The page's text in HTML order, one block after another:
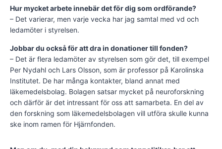
Hur mycket arbete innebär det för dig som ordförande?
– Det varierar, men varje vecka har jag samtal med vd och
ledamöter i styrelsen.
Jobbar du också för att dra in donationer till fonden?
– Det är flera ledamöter av styrelsen som gör det, till exempel
Per Nydahl och Lars Olsson, som är professor på Karolinska
Institutet. De har många kontakter, bland annat med
läkemedelsbolag. Bolagen satsar mycket på neuroforskning
och därför är det intressant för oss att samarbeta. En del av
den forskning som läkemedelsbolagen vill utföra skulle kunna
ske inom ramen för Hjärnfonden.